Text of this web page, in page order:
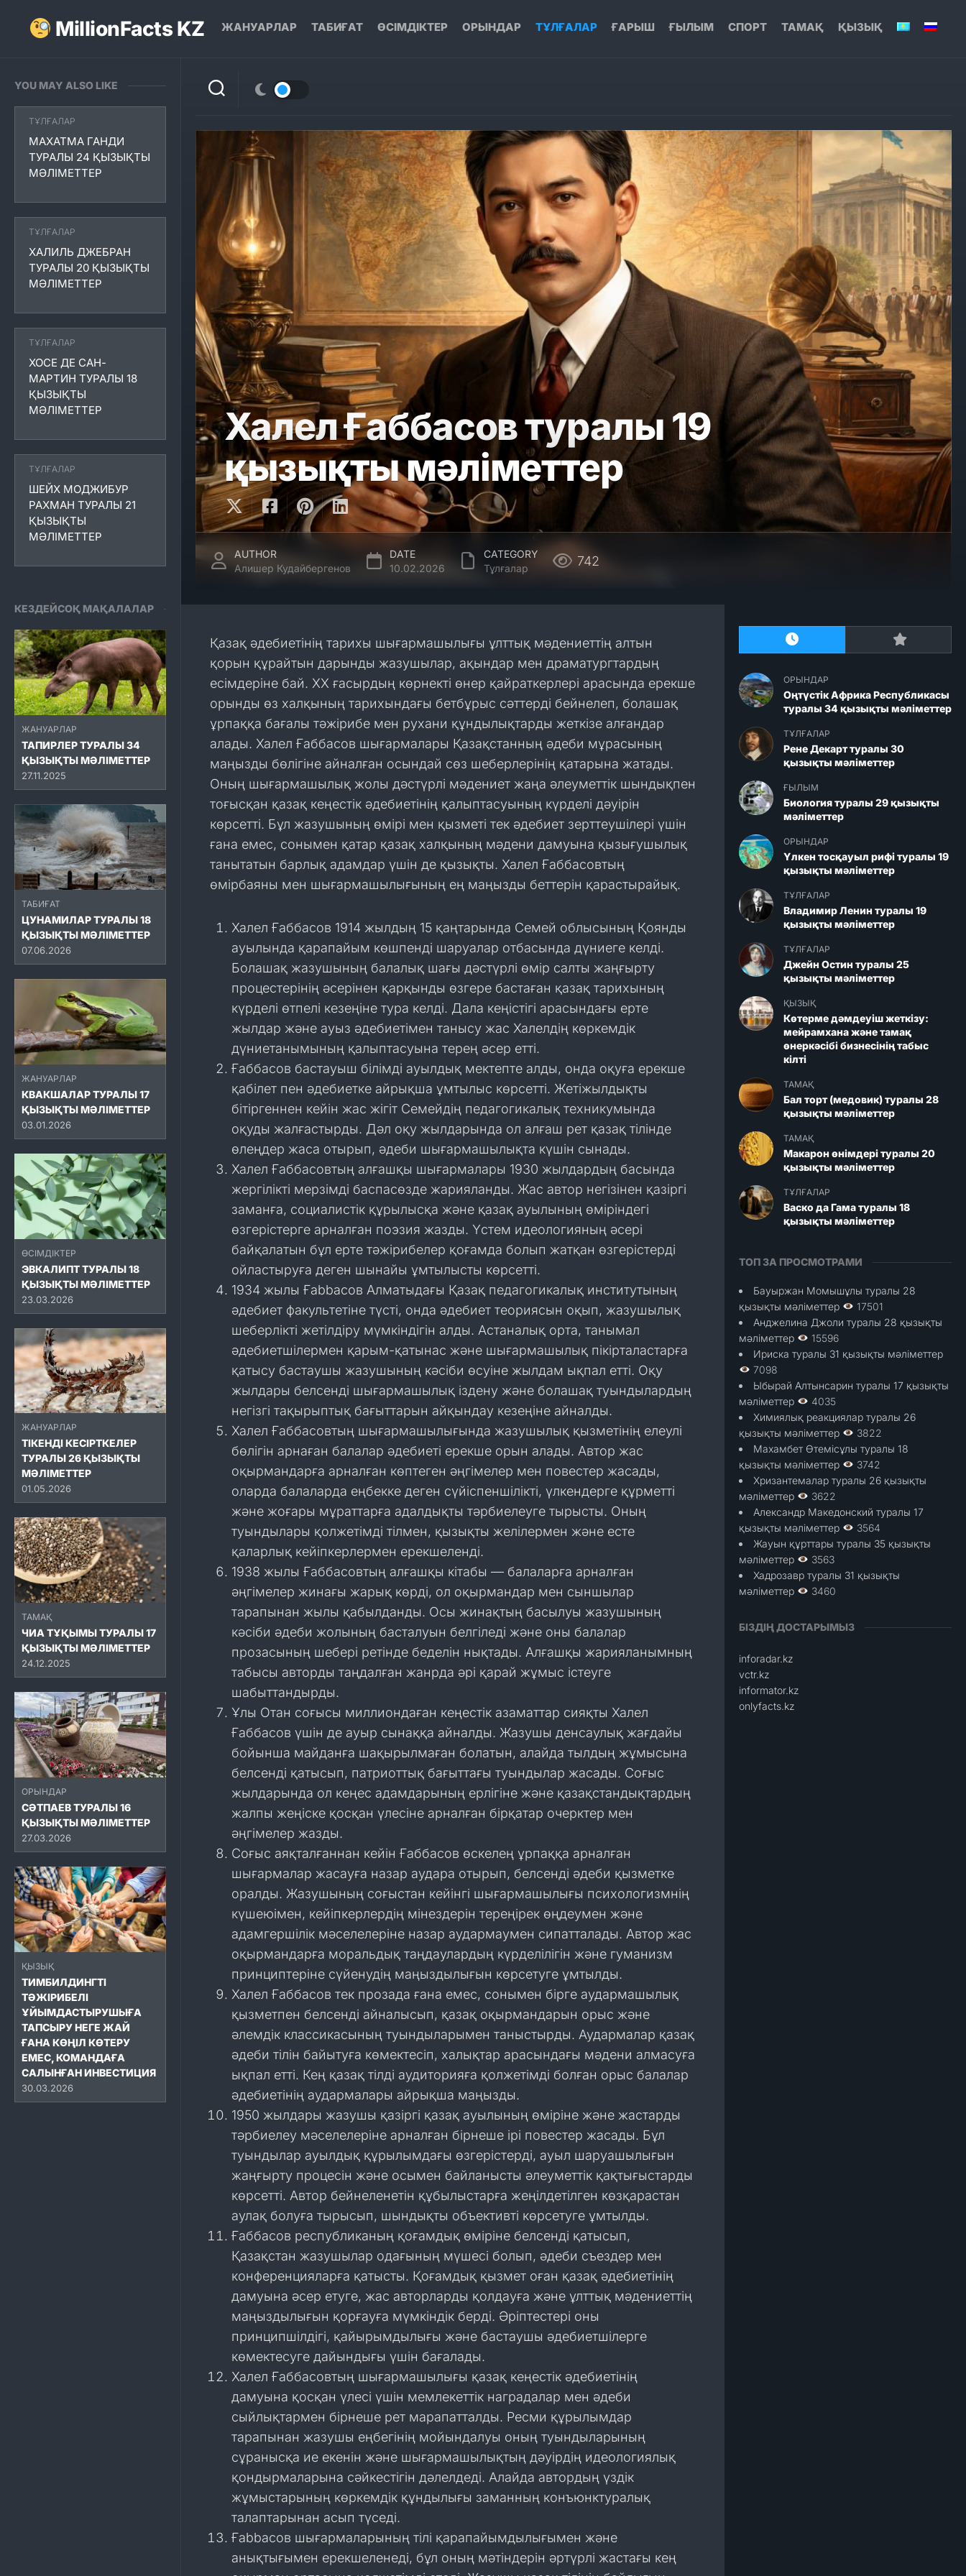
content
MillionFacts KZ ЖАНУАРЛАР ТАБИҒАТ ӨСІМДІКТЕР ОРЫНДАР ТҰЛҒАЛАР ҒАРЫШ ҒЫЛЫМ СПОРТ ТАМАҚ ҚЫЗЫҚ
YOU MAY ALSO LIKE
ТҰЛҒАЛАР
МАХАТМА ГАНДИ
ТУРАЛЫ 24 ҚЫЗЫҚТЫ
МӘЛІМЕТТЕР
ТҰЛҒАЛАР
ХАЛИЛЬ ДЖЕБРАН
ТУРАЛЫ 20 ҚЫЗЫҚТЫ
МӘЛІМЕТТЕР
ТҰЛҒАЛАР
ХОСЕ ДЕ САН-
МАРТИН ТУРАЛЫ 18
ҚЫЗЫҚТЫ
МӘЛІМЕТТЕР
ТҰЛҒАЛАР
ШЕЙХ МОДЖИБУР
РАХМАН ТУРАЛЫ 21
ҚЫЗЫҚТЫ
МӘЛІМЕТТЕР
КЕЗДЕЙСОҚ МАҚАЛАЛАР
ЖАНУАРЛАР
ТАПИРЛЕР ТУРАЛЫ 34
ҚЫЗЫҚТЫ МӘЛІМЕТТЕР
27.11.2025
ТАБИҒАТ
ЦУНАМИЛАР ТУРАЛЫ 18
ҚЫЗЫҚТЫ МӘЛІМЕТТЕР
07.06.2026
ЖАНУАРЛАР
КВАКШАЛАР ТУРАЛЫ 17
ҚЫЗЫҚТЫ МӘЛІМЕТТЕР
03.01.2026
ӨСІМДІКТЕР
ЭВКАЛИПТ ТУРАЛЫ 18
ҚЫЗЫҚТЫ МӘЛІМЕТТЕР
23.03.2026
ЖАНУАРЛАР
ТІКЕНДІ КЕСІРТКЕЛЕР
ТУРАЛЫ 26 ҚЫЗЫҚТЫ
МӘЛІМЕТТЕР
01.05.2026
ТАМАҚ
ЧИА ТҰҚЫМЫ ТУРАЛЫ 17
ҚЫЗЫҚТЫ МӘЛІМЕТТЕР
24.12.2025
ОРЫНДАР
СӘТПАЕВ ТУРАЛЫ 16
ҚЫЗЫҚТЫ МӘЛІМЕТТЕР
27.03.2026
ҚЫЗЫҚ
ТИМБИЛДИНГТІ
ТӘЖІРИБЕЛІ
ҰЙЫМДАСТЫРУШЫҒА
ТАПСЫРУ НЕГЕ ЖАЙ
ҒАНА КӨҢІЛ КӨТЕРУ
ЕМЕС, КОМАНДАҒА
САЛЫНҒАН ИНВЕСТИЦИЯ
30.03.2026
Халел Ғаббасов туралы 19
қызықты мәліметтер
AUTHOR
Алишер Кудайбергенов
DATE
10.02.2026
CATEGORY
Тұлғалар
742
Қазақ әдебиетінің тарихы шығармашылығы ұлттық мәдениеттің алтын
қорын құрайтын дарынды жазушылар, ақындар мен драматургтардың
есімдеріне бай. XX ғасырдың көрнекті өнер қайраткерлері арасында ерекше
орынды өз халқының тарихындағы бетбұрыс сәттерді бейнелеп, болашақ
ұрпаққа бағалы тәжірибе мен рухани құндылықтарды жеткізе алғандар
алады. Халел Ғаббасов шығармалары Қазақстанның әдеби мұрасының
маңызды бөлігіне айналған осындай сөз шеберлерінің қатарына жатады.
Оның шығармашылық жолы дәстүрлі мәдениет жаңа әлеуметтік шындықпен
тоғысқан қазақ кеңестік әдебиетінің қалыптасуының күрделі дәуірін
көрсетті. Бұл жазушының өмірі мен қызметі тек әдебиет зерттеушілері үшін
ғана емес, сонымен қатар қазақ халқының мәдени дамуына қызығушылық
танытатын барлық адамдар үшін де қызықты. Халел Ғаббасовтың
өмірбаяны мен шығармашылығының ең маңызды беттерін қарастырайық.
Халел Ғаббасов 1914 жылдың 15 қаңтарында Семей облысының Қоянды
ауылында қарапайым көшпенді шаруалар отбасында дүниеге келді.
Болашақ жазушының балалық шағы дәстүрлі өмір салты жаңғырту
процестерінің әсерінен қарқынды өзгере бастаған қазақ тарихының
күрделі өтпелі кезеңіне тура келді. Дала кеңістігі арасындағы ерте
жылдар және ауыз әдебиетімен танысу жас Халелдің көркемдік
дүниетанымының қалыптасуына терең әсер етті.
Ғаббасов бастауыш білімді ауылдық мектепте алды, онда оқуға ерекше
қабілет пен әдебиетке айрықша ұмтылыс көрсетті. Жетіжылдықты
бітіргеннен кейін жас жігіт Семейдің педагогикалық техникумында
оқуды жалғастырды. Дәл оқу жылдарында ол алғаш рет қазақ тілінде
өлеңдер жаса отырып, әдеби шығармашылықта күшін сынады.
Халел Ғаббасовтың алғашқы шығармалары 1930 жылдардың басында
жергілікті мерзімді баспасөзде жарияланды. Жас автор негізінен қазіргі
заманға, социалистік құрылысқа және қазақ ауылының өміріндегі
өзгерістерге арналған поэзия жазды. Үстем идеологияның әсері
байқалатын бұл ерте тәжірибелер қоғамда болып жатқан өзгерістерді
ойластыруға деген шынайы ұмтылысты көрсетті.
1934 жылы Ғаbbасов Алматыдағы Қазақ педагогикалық институтының
әдебиет факультетіне түсті, онда әдебиет теориясын оқып, жазушылық
шеберлікті жетілдіру мүмкіндігін алды. Астаналық орта, танымал
әдебиетшілермен қарым-қатынас және шығармашылық пікірталастарға
қатысу бастаушы жазушының кәсіби өсуіне жылдам ықпал етті. Оқу
жылдары белсенді шығармашылық іздену және болашақ туындылардың
негізгі тақырыптық бағыттарын айқындау кезеңіне айналды.
Халел Ғаббасовтың шығармашылығында жазушылық қызметінің елеулі
бөлігін арнаған балалар әдебиеті ерекше орын алады. Автор жас
оқырмандарға арналған көптеген әңгімелер мен повестер жасады,
оларда балаларда еңбекке деген сүйіспеншілікті, үлкендерге құрметті
және жоғары мұраттарға адалдықты тәрбиелеуге тырысты. Оның
туындылары қолжетімді тілмен, қызықты желілермен және есте
қаларлық кейіпкерлермен ерекшеленді.
1938 жылы Ғаббасовтың алғашқы кітабы — балаларға арналған
әңгімелер жинағы жарық көрді, ол оқырмандар мен сыншылар
тарапынан жылы қабылданды. Осы жинақтың басылуы жазушының
кәсіби әдеби жолының басталуын белгіледі және оны балалар
прозасының шебері ретінде беделін нықтады. Алғашқы жарияланымның
табысы авторды таңдалған жанрда әрі қарай жұмыс істеуге
шабыттандырды.
Ұлы Отан соғысы миллиондаған кеңестік азаматтар сияқты Халел
Ғаббасов үшін де ауыр сынаққа айналды. Жазушы денсаулық жағдайы
бойынша майданға шақырылмаған болатын, алайда тылдың жұмысына
белсенді қатысып, патриоттық бағыттағы туындылар жасады. Соғыс
жылдарында ол кеңес адамдарының ерлігіне және қазақстандықтардың
жалпы жеңіске қосқан үлесіне арналған бірқатар очерктер мен
әңгімелер жазды.
Соғыс аяқталғаннан кейін Ғаббасов өскелең ұрпаққа арналған
шығармалар жасауға назар аудара отырып, белсенді әдеби қызметке
оралды. Жазушының соғыстан кейінгі шығармашылығы психологизмнің
күшеюімен, кейіпкерлердің мінездерін тереңірек өңдеумен және
адамгершілік мәселелеріне назар аудармаумен сипатталады. Автор жас
оқырмандарға моральдық таңдаулардың күрделілігін және гуманизм
принциптеріне сүйенудің маңыздылығын көрсетуге ұмтылды.
Халел Ғаббасов тек прозада ғана емес, сонымен бірге аудармашылық
қызметпен белсенді айналысып, қазақ оқырмандарын орыс және
әлемдік классикасының туындыларымен таныстырды. Аудармалар қазақ
әдеби тілін байытуға көмектесіп, халықтар арасындағы мәдени алмасуға
ықпал етті. Кең қазақ тілді аудиторияға қолжетімді болған орыс балалар
әдебиетінің аудармалары айрықша маңызды.
1950 жылдары жазушы қазіргі қазақ ауылының өміріне және жастарды
тәрбиелеу мәселелеріне арналған бірнеше ірі повестер жасады. Бұл
туындылар ауылдық құрылымдағы өзгерістерді, ауыл шаруашылығын
жаңғырту процесін және осымен байланысты әлеуметтік қақтығыстарды
көрсетті. Автор бейнеленетін құбылыстарға жеңілдетілген көзқарастан
аулақ болуға тырысып, шындықты объективті көрсетуге ұмтылды.
Ғаббасов республиканың қоғамдық өміріне белсенді қатысып,
Қазақстан жазушылар одағының мүшесі болып, әдеби съездер мен
конференцияларға қатысты. Қоғамдық қызмет оған қазақ әдебиетінің
дамуына әсер етуге, жас авторларды қолдауға және ұлттық мәдениеттің
маңыздылығын қорғауға мүмкіндік берді. Әріптестері оны
принципшілдігі, қайырымдылығы және бастаушы әдебиетшілерге
көмектесуге дайындығы үшін бағалады.
Халел Ғаббасовтың шығармашылығы қазақ кеңестік әдебиетінің
дамуына қосқан үлесі үшін мемлекеттік наградалар мен әдеби
сыйлықтармен бірнеше рет марапатталды. Ресми құрылымдар
тарапынан жазушы еңбегінің мойындалуы оның туындыларының
сұранысқа ие екенін және шығармашылықтың дәуірдің идеологиялық
қондырмаларына сәйкестігін дәлелдеді. Алайда автордың үздік
жұмыстарының көркемдік құндылығы заманның конъюнктуралық
талаптарынан асып түседі.
Ғаbbасов шығармаларының тілі қарапайымдылығымен және
анықтығымен ерекшеленеді, бұл оның мәтіндерін әртүрлі жастағы кең
ОРЫНДАР
Оңтүстік Африка Республикасы
туралы 34 қызықты мәліметтер
ТҰЛҒАЛАР
Рене Декарт туралы 30
қызықты мәліметтер
ҒЫЛЫМ
Биология туралы 29 қызықты
мәліметтер
ОРЫНДАР
Үлкен тосқауыл рифі туралы 19
қызықты мәліметтер
ТҰЛҒАЛАР
Владимир Ленин туралы 19
қызықты мәліметтер
ТҰЛҒАЛАР
Джейн Остин туралы 25
қызықты мәліметтер
ҚЫЗЫҚ
Көтерме дәмдеуіш жеткізу:
мейрамхана және тамақ
өнеркәсібі бизнесінің табыс
кілті
ТАМАҚ
Бал торт (медовик) туралы 28
қызықты мәліметтер
ТАМАҚ
Макарон өнімдері туралы 20
қызықты мәліметтер
ТҰЛҒАЛАР
Васко да Гама туралы 18
қызықты мәліметтер
ТОП ЗА ПРОСМОТРАМИ
Бауыржан Момышұлы туралы 28
қызықты мәліметтер
17501
Анджелина Джоли туралы 28 қызықты
мәліметтер
15596
Ириска туралы 31 қызықты мәліметтер
7098
Ыбырай Алтынсарин туралы 17 қызықты
мәліметтер
4035
Химиялық реакциялар туралы 26
қызықты мәліметтер
3822
Махамбет Өтемісұлы туралы 18
қызықты мәліметтер
3742
Хризантемалар туралы 26 қызықты
мәліметтер
3622
Александр Македонский туралы 17
қызықты мәліметтер
3564
Жауын құрттары туралы 35 қызықты
мәліметтер
3563
Хадрозавр туралы 31 қызықты
мәліметтер
3460
БІЗДІҢ ДОСТАРЫМЫЗ
inforadar.kz
vctr.kz
informator.kz
onlyfacts.kz